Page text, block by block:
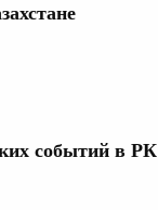
событий в РК